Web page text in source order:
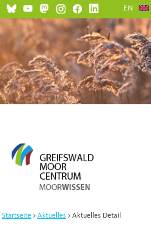
EN
Startseite Aktuelles Aktuelles Detail